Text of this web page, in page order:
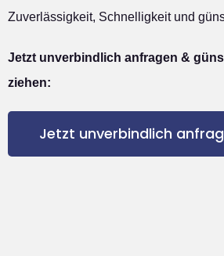
Zuverlässigkeit, Schnelligkeit und
Jetzt unverbindlich anfragen &
ziehen:
Jetzt unverbindlich